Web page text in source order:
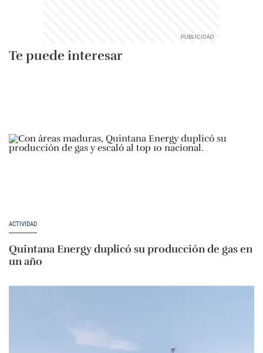
Te puede interesar
ACTIVIDAD
Quintana Energy duplicó su producción de gas en
un año